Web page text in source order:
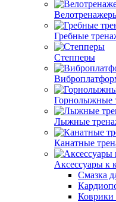
Гребные
Степперы
Горнолыжные
Лыжные
Канатные
Аксессуары к
Смазка
Коврики